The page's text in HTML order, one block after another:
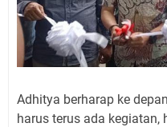
Adhitya berharap ke
harus terus ada kegiatan,